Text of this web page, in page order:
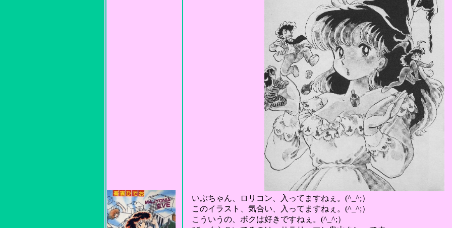
いぶちゃん、ロリコン、入ってますねぇ。(^_^;）
このイラスト、気合い、入ってますねぇ。(^_^;）
こういうの、ボクは好きですねぇ。(^_^;）